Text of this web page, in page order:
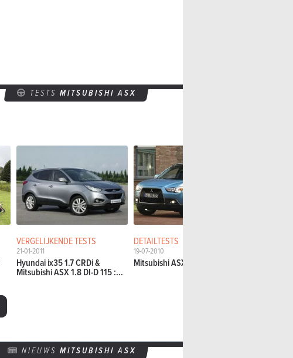
TESTS MITSUBISHI ASX
VERGELIJKENDE TESTS
21-01-2011
Hyundai ix35 1.7 CRDi &
Mitsubishi ASX 1.8 DI-D 115 :...
DETAILTESTS
19-07-2010
Mitsubishi ASX 1.8 D-ID
NIEUWS MITSUBISHI ASX